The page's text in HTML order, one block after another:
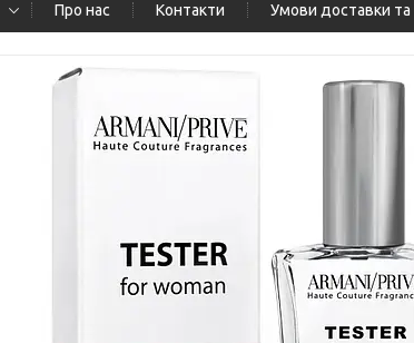
Про нас Контакти Умови доставки та